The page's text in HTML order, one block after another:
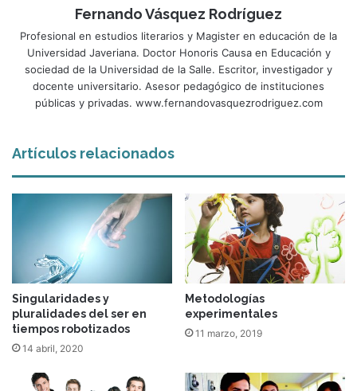
Fernando Vásquez Rodríguez
Profesional en estudios literarios y Magister en educación de la
Universidad Javeriana. Doctor Honoris Causa en Educación y
sociedad de la Universidad de la Salle. Escritor, investigador y
docente universitario. Asesor pedagógico de instituciones
públicas y privadas. www.fernandovasquezrodriguez.com
Artículos relacionados
Singularidades y
pluralidades del ser en
tiempos robotizados
14 abril, 2020
Metodologías
experimentales
11 marzo, 2019